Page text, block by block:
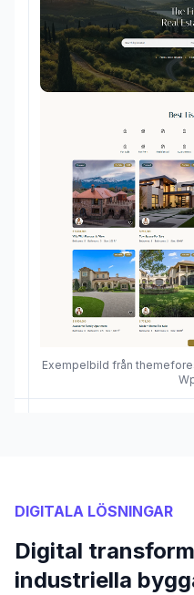
Exempelbild från
DIGITALA LÖSNINGAR
Digital
industriella